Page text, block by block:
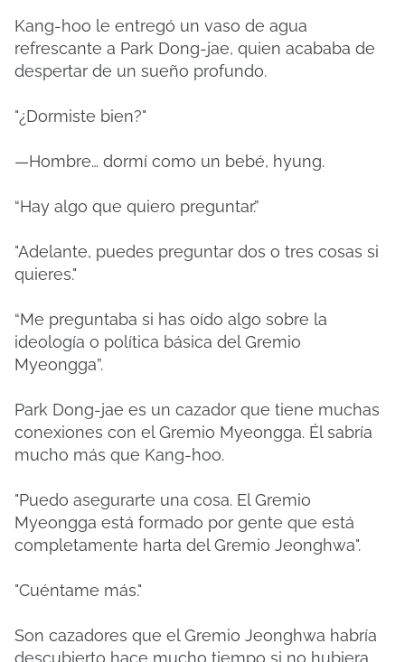
Kang-hoo le entregó un vaso de agua
refrescante a Park Dong-jae, quien acababa de
despertar de un sueño profundo.
"¿Dormiste bien?"
—Hombre… dormí como un bebé, hyung.
“Hay algo que quiero preguntar.”
"Adelante, puedes preguntar dos o tres cosas si
quieres."
“Me preguntaba si has oído algo sobre la
ideología o política básica del Gremio
Myeongga”.
Park Dong-jae es un cazador que tiene muchas
conexiones con el Gremio Myeongga. Él sabría
mucho más que Kang-hoo.
"Puedo asegurarte una cosa. El Gremio
Myeongga está formado por gente que está
completamente harta del Gremio Jeonghwa".
"Cuéntame más."
Son cazadores que el Gremio Jeonghwa habría
descubierto hace mucho tiempo si no hubiera